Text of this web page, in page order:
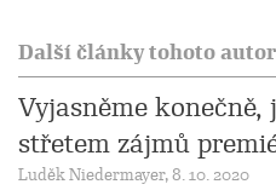
Další články tohoto
Vyjasněme konečně,
střetem zájmů
Luděk Niedermayer, 8. 10. 2020